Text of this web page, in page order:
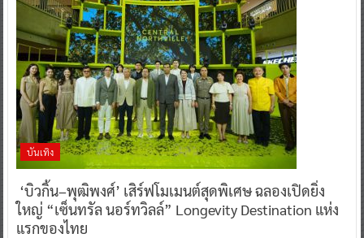
บันเทิง
‘บิวกิ้น–พุฒิพงศ์’ เสิร์ฟโมเมนต์สุดพิเศษ ฉลองเปิดยิ่ง
ใหญ่ “เซ็นทรัล นอร์ทวิลล์” Longevity Destination แห่ง
แรกของไทย